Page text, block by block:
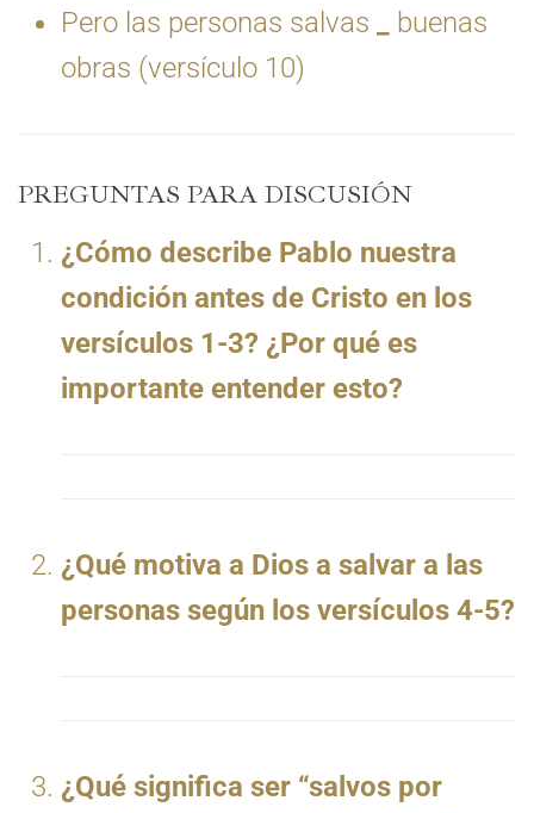
Pero las personas salvas
buenas
obras (versículo 10)
PREGUNTAS PARA DISCUSIÓN
¿Cómo describe Pablo nuestra
condición antes de Cristo en los
versículos 1-3? ¿Por qué es
importante entender esto?
¿Qué motiva a Dios a salvar a las
personas según los versículos 4-5?
¿Qué significa ser “salvos por